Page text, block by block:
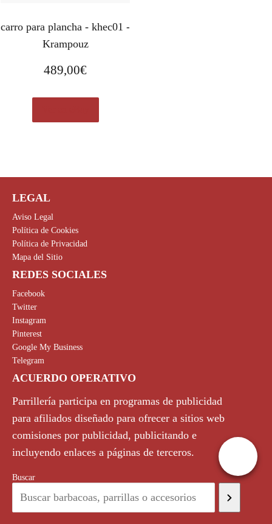
carro para plancha - khec01 -
Krampouz
489,00€
LEGAL
Aviso Legal
Política de Cookies
Política de Privacidad
Mapa del Sitio
REDES SOCIALES
Facebook
Twitter
Instagram
Pinterest
Google My Business
Telegram
ACUERDO OPERATIVO
Parrillería participa en programas de publicidad
para afiliados diseñado para ofrecer a sitios web
comisiones por publicidad, publicitando e
incluyendo enlaces a páginas de terceros.
Buscar